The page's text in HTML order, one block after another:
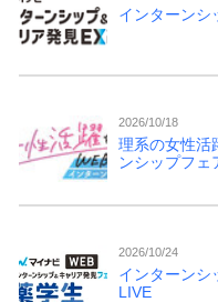
インターン
2026/10/18
理系の女性活
ンシップフェ
2026/10/24
インターンシ
LIVE